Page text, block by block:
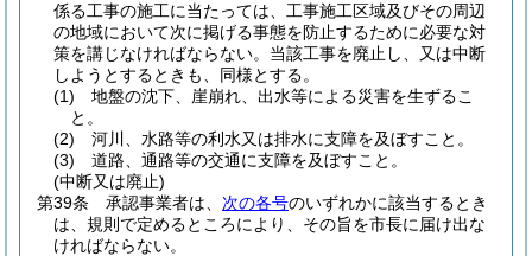
係る工事の施工に当たっては、工事施工区域及びその周辺
の地域において次に掲げる事態を防止するために必要な対
策を講じなければならない。 当該工事を廃止し、又は中断
しようとするときも、同様とする。
(1)
地盤の沈下、崖崩れ、出水等による災害を生ずるこ
と。
(2)
河川、水路等の利水又は排水に支障を及ぼすこと。
(3)
道路、通路等の交通に支障を及ぼすこと。
(中断又は廃止)
第39条
承認事業者は、 次の各号のいずれかに該当するとき
は、規則で定めるところにより、その旨を市長に届け出な
ければならない。